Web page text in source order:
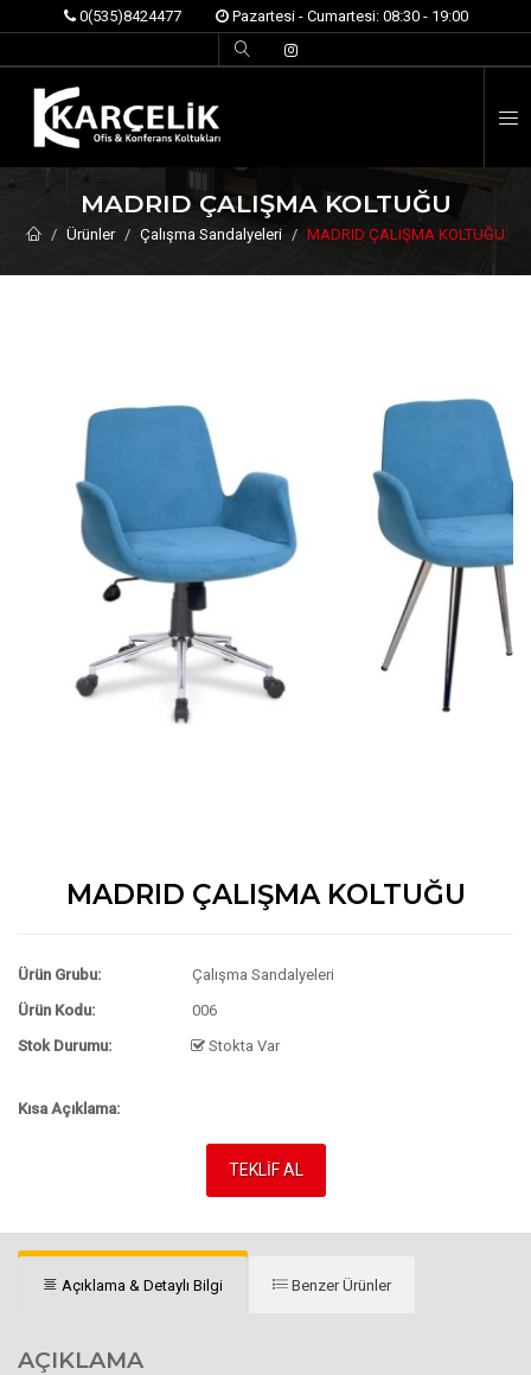
0(535)8424477 Pazartesi - Cumartesi: 08:30 - 19:00
MADRID ÇALIŞMA KOLTUĞU
Ürünler Çalışma Sandalyeleri MADRID ÇALIŞMA KOLTUĞU
MADRID ÇALIŞMA KOLTUĞU
Ürün Grubu:
Çalışma Sandalyeleri
Ürün Kodu:
006
Stok Durumu:
Stokta Var
Kısa Açıklama:
TEKLİF AL
Açıklama & Detaylı Bilgi Benzer Ürünler
AÇIKLAMA